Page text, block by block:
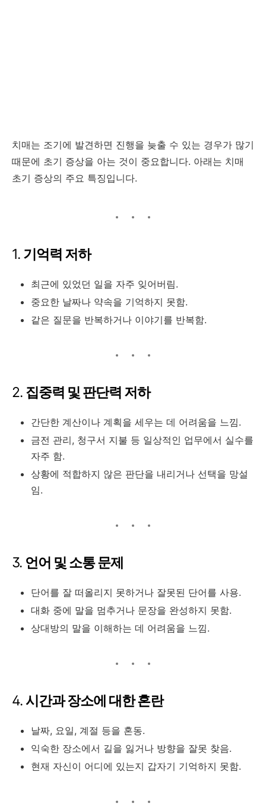
치매는 조기에 발견하면 진행을 늦출 수 있는 경우가 많기
때문에 초기 증상을 아는 것이 중요합니다. 아래는 치매
초기 증상의 주요 특징입니다.
1. 기억력 저하
최근에 있었던 일을 자주 잊어버림.
중요한 날짜나 약속을 기억하지 못함.
같은 질문을 반복하거나 이야기를 반복함.
2. 집중력 및 판단력 저하
간단한 계산이나 계획을 세우는 데 어려움을 느낌.
금전 관리, 청구서 지불 등 일상적인 업무에서 실수를
자주 함.
상황에 적합하지 않은 판단을 내리거나 선택을 망설
임.
3. 언어 및 소통 문제
단어를 잘 떠올리지 못하거나 잘못된 단어를 사용.
대화 중에 말을 멈추거나 문장을 완성하지 못함.
상대방의 말을 이해하는 데 어려움을 느낌.
4.시간과 장소에 대한 혼란
날짜, 요일, 계절 등을 혼동.
익숙한 장소에서 길을 잃거나 방향을 잘못 찾음.
현재 자신이 어디에 있는지 갑자기 기억하지 못함.